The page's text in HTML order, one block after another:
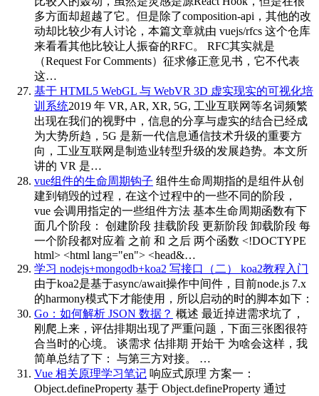
多方面却超越了它。但是除了composition-api，其他的改
动却比较少有人讨论，本篇文章就由 vuejs/rfcs 这个仓库
来看看其他比较让人振奋的RFC。 RFC其实就是
（Request For Comments）征求修正意见书，它不代表
这…
基于 HTML5 WebGL 与 WebVR 3D 虚实现实的可视化培
训系统2019 年 VR, AR, XR, 5G, 工业互联网等名词频繁
出现在我们的视野中，信息的分享与虚实的结合已经成
为大势所趋，5G 是新一代信息通信技术升级的重要方
向，工业互联网是制造业转型升级的发展趋势。本文所
讲的 VR 是…
vue组件的生命周期钩子 组件生命周期指的是组件从创
建到销毁的过程，在这个过程中的一些不同的阶段，
vue 会调用指定的一些组件方法 基本生命周期函数有下
面几个阶段： 创建阶段 挂载阶段 更新阶段 卸载阶段 每
一个阶段都对应着 之前 和 之后 两个函数 <!DOCTYPE
html> <html lang="en"> <head&…
学习 nodejs+mongodb+koa2 写接口（二） koa2教程入门
由于koa2是基于async/await操作中间件，目前node.js 7.x
的harmony模式下才能使用，所以启动的时的脚本如下：
Go：如何解析 JSON 数据？ 概述 最近掉进需求坑了，
刚爬上来，评估排期出现了严重问题，下面三张图很符
合当时的心境。 谈需求 估排期 开始干 为啥会这样，我
简单总结了下： 与第三方对接。 …
Vue 相关原理学习笔记 响应式原理 方案一：
Object.defineProperty 基于 Object.defineProperty 通过